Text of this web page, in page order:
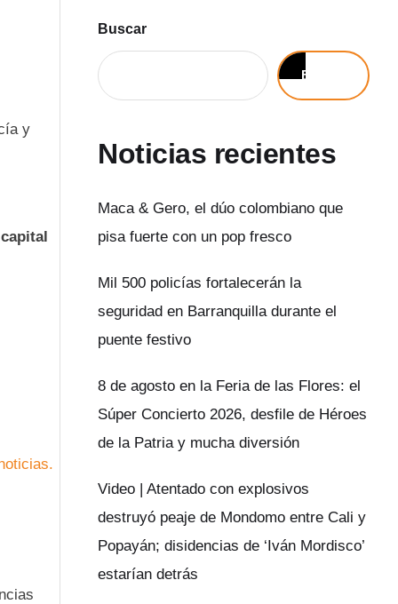
y
Buscar
Buscar
Noticias recientes
Maca & Gero, el dúo colombiano que
pisa fuerte con un pop fresco
Mil 500 policías fortalecerán la
seguridad en Barranquilla durante el
puente festivo
8 de agosto en la Feria de las Flores: el
Súper Concierto 2026, desfile de Héroes
de la Patria y mucha diversión
Video | Atentado con explosivos
destruyó peaje de Mondomo entre Cali y
Popayán; disidencias de ‘Iván Mordisco’
estarían detrás